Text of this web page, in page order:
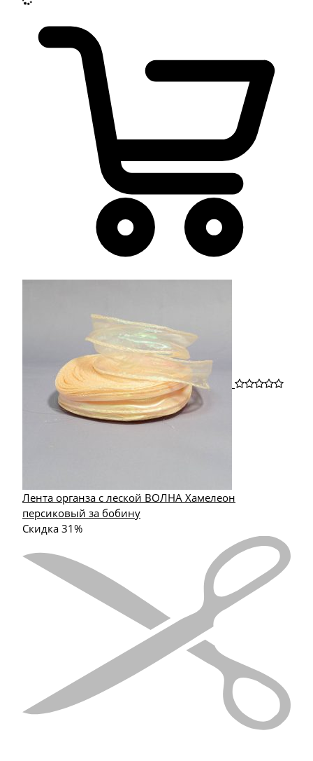
Лента органза с леской ВОЛНА Хамелеон
персиковый за бобину
Скидка 31%